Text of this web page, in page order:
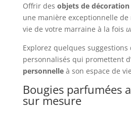
Offrir des objets de décoration
une manière exceptionnelle de
vie de votre marraine à la fois
Explorez quelques suggestions
personnalisés qui promettent
personnelleà son espace de
Bougies parfumées
sur mesure